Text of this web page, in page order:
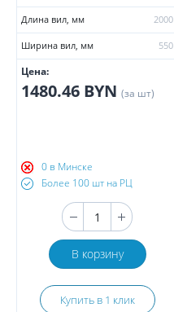
Длина вил, мм 2000
Ширина вил, мм 550
Цена:
1480.46 BYN (за шт)
0 в Минске
Более 100 шт на РЦ
В корзину
Купить в 1 клик